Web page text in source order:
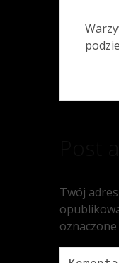
Twój
oznaczone